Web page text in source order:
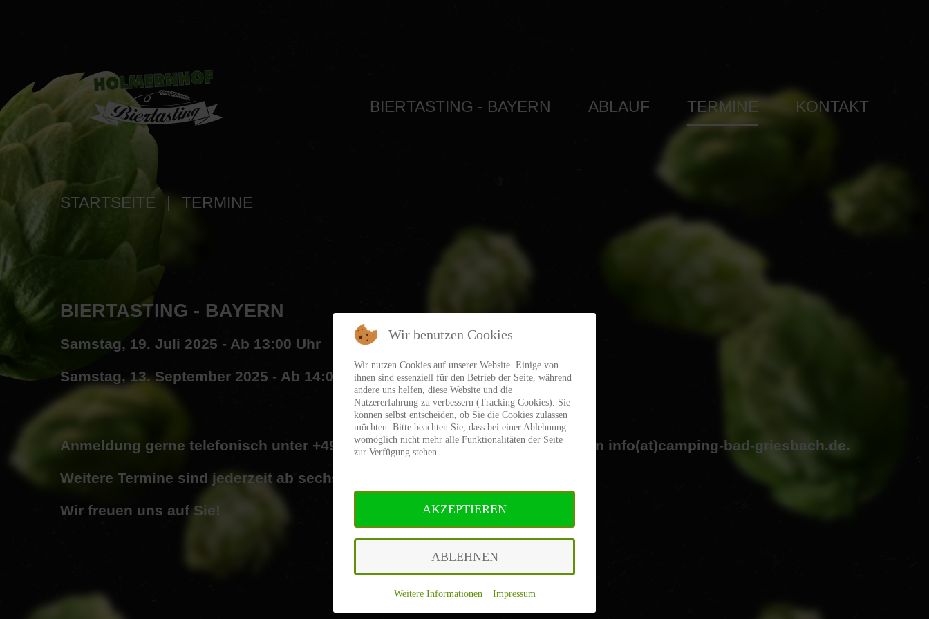
BIERTASTING - BAYERN ABLAUF
VERKOSTUNG
ROHSTOFFE /
TERMINE KONTAKT
IMPRESSUM
STARTSEITE | TERMINE
BIERTASTING - BAYERN
Samstag, 19. Juli 2025 - Ab 13:00 Uhr
Samstag, 13. September 2025 - Ab 14:00 Uhr
Anmeldung gerne telefonisch unter +49 (0) 85 32 / 96 13 - 0 oder per E-Mail an info(at)camping-bad-griesbach.de.
Weitere Termine sind jederzeit ab sechs
Wir freuen uns auf Sie!
Termine
Ab sofort bieten wir Ihnen wieder unser beliebtes Biertasting mit den Biersomeliers Annalena Maier-Köck und Hans Köck an.
Wir benutzen Cookies
Wir nutzen Cookies auf unserer Website. Einige von
ihnen sind essenziell für den Betrieb der Seite, während
andere uns helfen, diese Website und die
Nutzererfahrung zu verbessern (Tracking Cookies). Sie
können selbst entscheiden, ob Sie die Cookies zulassen
möchten. Bitte beachten Sie, dass bei einer Ablehnung
womöglich nicht mehr alle Funktionalitäten der Seite
zur Verfügung stehen.
AKZEPTIEREN
ABLEHNEN
Weitere Informationen Impressum